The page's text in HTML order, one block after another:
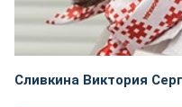
Сливкина Виктория